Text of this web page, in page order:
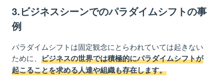
3.ビジネスシーンでのパラダイムシフトの事
例
パラダイムシフトは固定観念にとらわれていては起きない
ために、 ビジネスの世界では積極的にパラダイムシフトが
起こることを求める人達や組織も存在します。